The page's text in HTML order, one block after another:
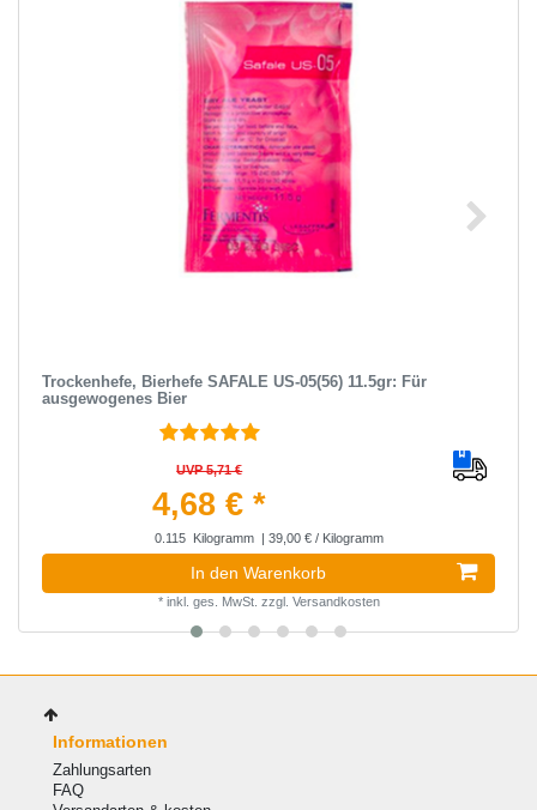
Trockenhefe, Bierhefe SAFALE US-05(56) 11.5gr: Für
ausgewogenes Bier
UVP 5,71 €
4,68 € *
0.115 Kilogramm | 39,00 € / Kilogramm
In den Warenkorb
* inkl. ges. MwSt. zzgl. Versandkosten
Informationen
Zahlungsarten
FAQ